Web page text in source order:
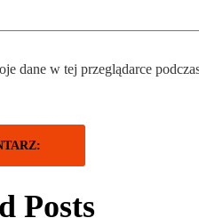
dane w tej przeglądarce
Posts